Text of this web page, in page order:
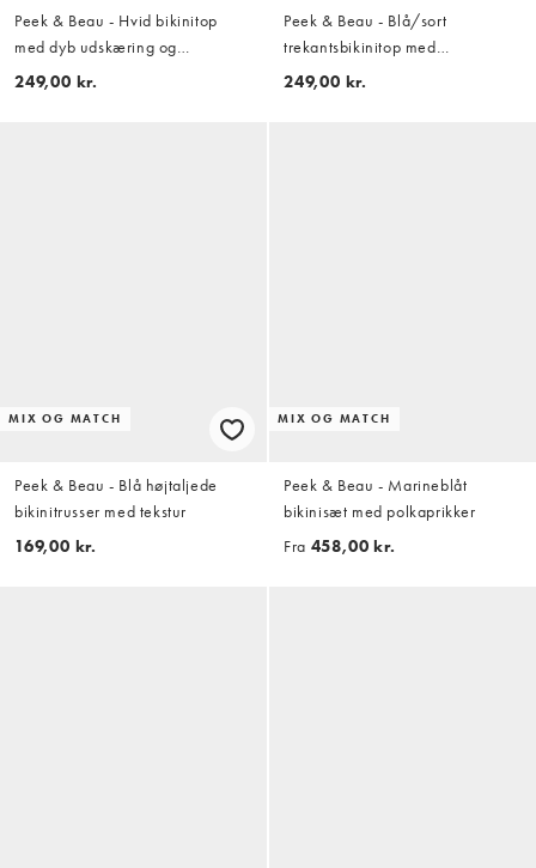
Peek & Beau - Hvid bikinitop
med dyb udskæring og
kontrastfarvede bølgekanter
249,00 kr.
Peek & Beau - Blå/sort
trekantsbikinitop med
polkaprikker og sløjfedetalje
249,00 kr.
MIX OG MATCH
Peek & Beau - Blå højtaljede
bikinitrusser med tekstur
169,00 kr.
MIX OG MATCH
Peek & Beau - Marineblåt
bikinisæt med polkaprikker
Fra 458,00 kr.